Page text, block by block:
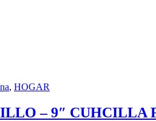
, HOGAR
– 9″ CUHCILLA